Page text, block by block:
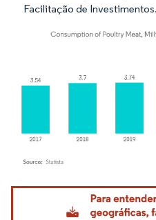
Facilitação de Investimentos.
Imagem © Mordor Intelligence. O